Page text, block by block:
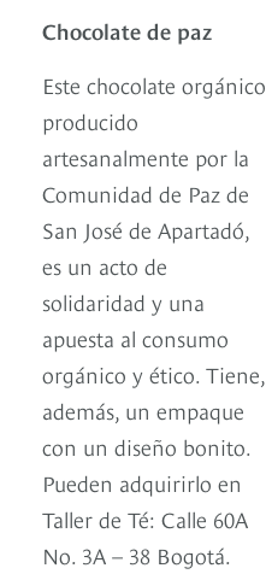
Chocolate de paz
Este chocolate orgánico
producido
artesanalmente por la
Comunidad de Paz de
San José de Apartadó,
es un acto de
solidaridad y una
apuesta al consumo
orgánico y ético. Tiene,
además, un empaque
con un diseño bonito.
Pueden adquirirlo en
Taller de Té: Calle 60A
No. 3A – 38 Bogotá.